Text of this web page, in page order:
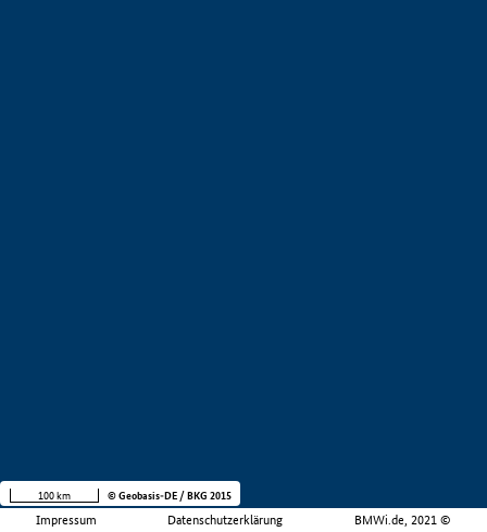
Impressum Datenschutzerklärung BMWi.de, 2021 ©
100 km © Geobasis-DE / BKG 2015